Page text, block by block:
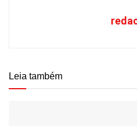
Leia também